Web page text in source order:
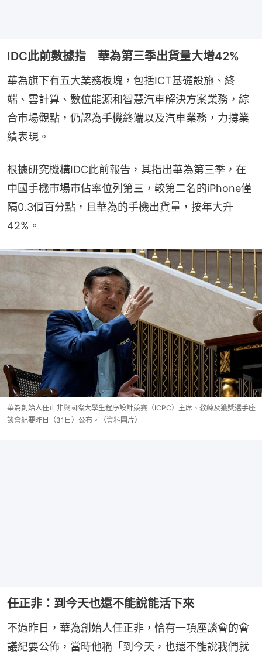
IDC此前數據指 華為第三季出貨量大增42%
華為旗下有五大業務板塊，包括ICT基礎設施、終
端、雲計算、數位能源和智慧汽車解決方案業務，綜
合市場觀點，仍認為手機終端以及汽車業務，力撐業
績表現。
根據研究機構IDC此前報告，其指出華為第三季，在
中國手機市場市佔率位列第三，較第二名的iPhone僅
隔0.3個百分點，且華為的手機出貨量，按年大升
42%。
華為創始人任正非與國際大學生程序設計競賽（ICPC）主席、教練及獲獎選手座
談會紀要昨日（31日）公布。（資料圖片）
任正非：到今天也還不能說能活下來
不過昨日，華為創始人任正非，恰有一項座談會的會
議紀要公佈，當時他稱「到今天，也還不能說我們就